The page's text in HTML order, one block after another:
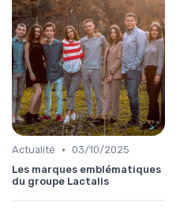
Actualité • 03/10/2025
Les marques emblématiques
du groupe Lactalis